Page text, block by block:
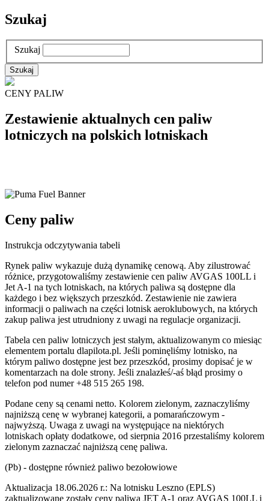
Szukaj
Szukaj
CENY PALIW
Zestawienie aktualnych cen paliw
lotniczych na polskich lotniskach
Ceny paliw
Instrukcja odczytywania tabeli
Rynek paliw wykazuje dużą dynamikę cenową. Aby zilustrować
różnice, przygotowaliśmy zestawienie cen paliw AVGAS 100LL i
Jet A-1 na tych lotniskach, na których paliwa są dostępne dla
każdego i bez większych przeszkód. Zestawienie nie zawiera
informacji o paliwach na części lotnisk aeroklubowych, na których
zakup paliwa jest utrudniony z uwagi na regulacje organizacji.
Tabela cen paliw lotniczych jest stałym, aktualizowanym co miesiąc
elementem portalu dlapilota.pl. Jeśli pominęliśmy lotnisko, na
którym paliwo dostępne jest bez przeszkód, prosimy dopisać je w
komentarzach na dole strony. Jeśli znalazłeś/-aś błąd prosimy o
telefon pod numer +48 515 265 198.
Podane ceny są cenami netto. Kolorem zielonym, zaznaczyliśmy
najniższą cenę w wybranej kategorii, a pomarańczowym -
najwyższą. Uwaga z uwagi na występujące na niektórych
lotniskach opłaty dodatkowe, od sierpnia 2016 przestaliśmy kolorem
zielonym zaznaczać najniższą cenę paliwa.
(Pb) - dostępne również paliwo bezołowiowe
Aktualizacja 18.06.2026 r.: Na lotnisku Leszno (EPLS)
zaktualizowane zostały ceny paliwa JET A-1 oraz AVGAS 100LL i